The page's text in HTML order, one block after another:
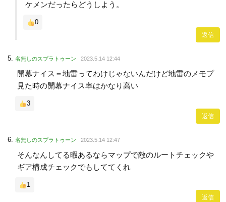
ケメンだったらどうしよう。
0
返信
名無しのスプラトゥーン 2023.5.14 12:44
開幕ナイス＝地雷ってわけじゃないんだけど地雷のメモプ
見た時の開幕ナイス率はかなり高い
3
返信
名無しのスプラトゥーン 2023.5.14 12:47
そんなんしてる暇あるならマップで敵のルートチェックや
ギア構成チェックでもしててくれ
1
返信